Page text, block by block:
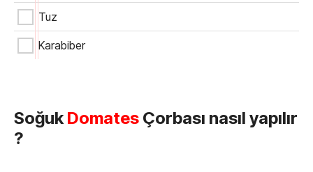
Tuz
Karabiber
SoğukDomates Çorbası nasıl yapılır
?